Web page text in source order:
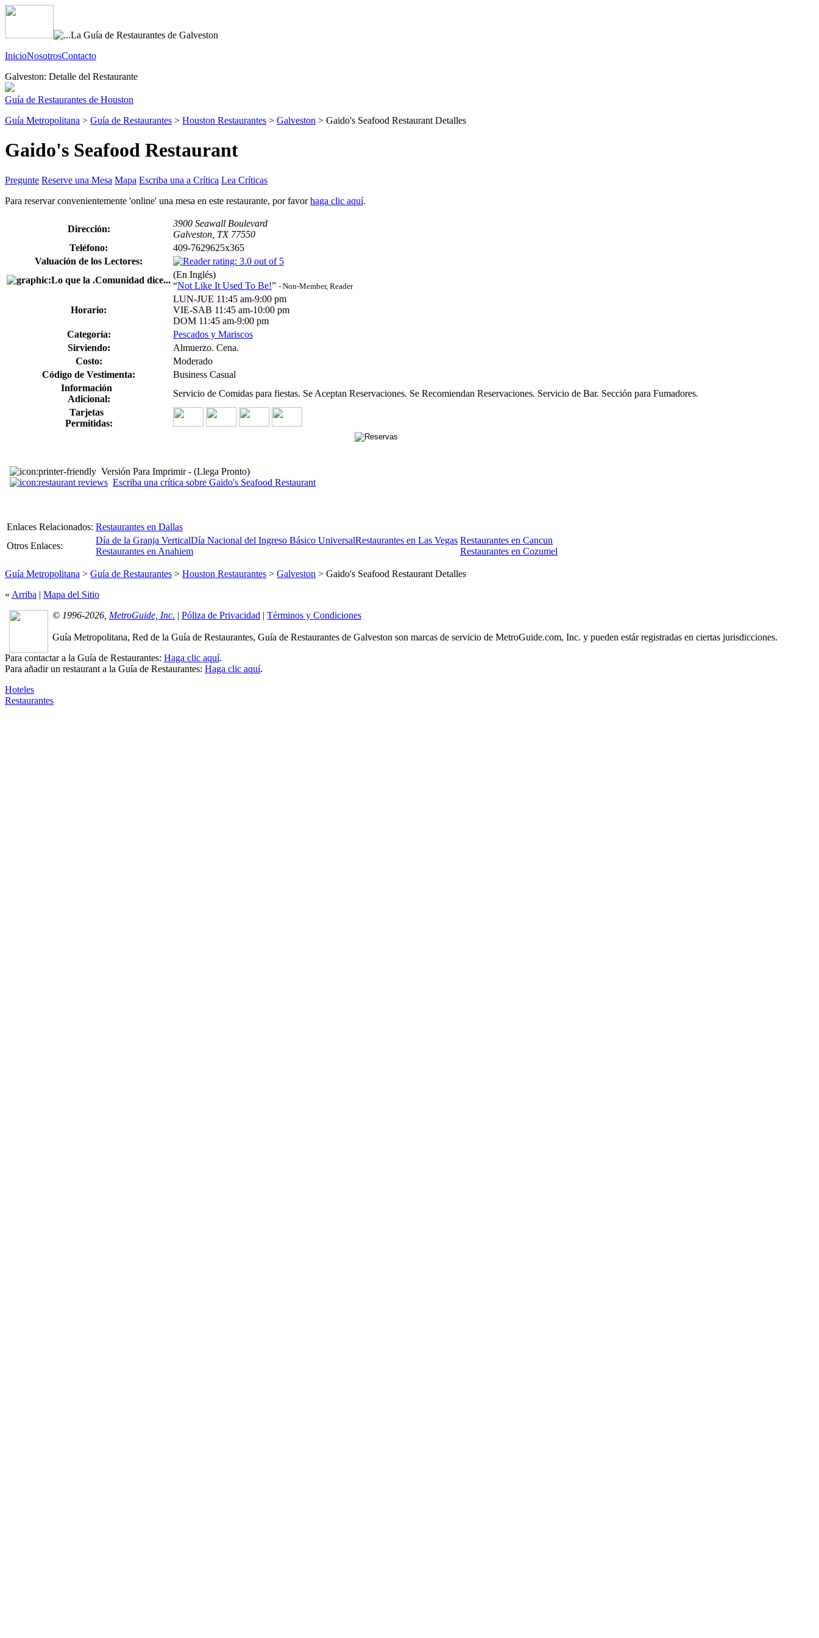
InicioNosotrosContacto
Galveston: Detalle del Restaurante
Guía de Restaurantes de Houston
Guía Metropolitana > Guía de Restaurantes > Houston Restaurantes > Galveston > Gaido's Seafood Restaurant Detalles
Gaido's Seafood Restaurant
Pregunte Reserve una Mesa Mapa Escriba una a Crítica Lea Críticas
Para reservar convenientemente 'online' una mesa en este restaurante, por favorhaga clic aquí.
Dirección:
3900 Seawall Boulevard
Galveston, TX 77550
Teléfono:
409-7629625x365
Valuación de los Lectores:
(En Inglés)
“Not Like It Used To Be!” - Non-Member, Reader
Horario:
LUN-JUE 11:45 am-9:00 pm
VIE-SAB 11:45 am-10:00 pm
DOM 11:45 am-9:00 pm
Categoría:
Pescados y Mariscos
Sirviendo:
Almuerzo. Cena.
Costo:
Moderado
Código de Vestimenta:
Business Casual
Información
Adicional:
Servicio de Comidas para fiestas. Se Aceptan Reservaciones. Se Recomiendan Reservaciones. Servicio de Bar. Sección para Fumadores.
Tarjetas
Permitidas:
Versión Para Imprimir - (Llega Pronto)
Escriba una crítica sobre Gaido's Seafood Restaurant
Enlaces Relacionados: Restaurantes en Dallas
Otros Enlaces:
Día de la Granja VerticalDía Nacional del Ingreso Básico UniversalRestaurantes en Las Vegas
Restaurantes en Anahiem
Restaurantes en Cancun
Restaurantes en Cozumel
Guía Metropolitana > Guía de Restaurantes > Houston Restaurantes > Galveston > Gaido's Seafood Restaurant Detalles
« Arriba | Mapa del Sitio
© 1996-2026, MetroGuide, Inc. | Póliza de Privacidad | Términos y Condiciones
Guía Metropolitana, Red de la Guía de Restaurantes, Guía de Restaurantes de Galveston son marcas de servicio de MetroGuide.com, Inc. y pueden estár registradas en ciertas jurisdicciones.
Para contactar a la Guía de Restaurantes: Haga clic aquí.
Para añadir un restaurant a la Guía de Restaurantes: Haga clic aquí.
Hoteles
Restaurantes